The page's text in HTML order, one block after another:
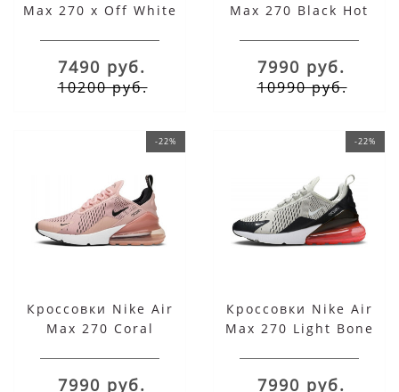
Max 270 x Off White
7490 руб.
10200 руб.
Max 270 Black Hot
7990 руб.
10990 руб.
-22%
Кроссовки Nike Air
Max 270 Coral
7990 руб.
-22%
Кроссовки Nike Air
Max 270 Light Bone
7990 руб.